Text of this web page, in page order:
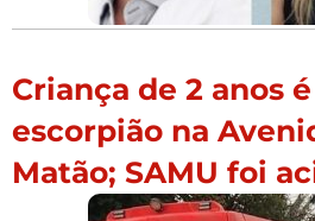
Criança de 2 anos
escorpião na
Matão; SAMU foi